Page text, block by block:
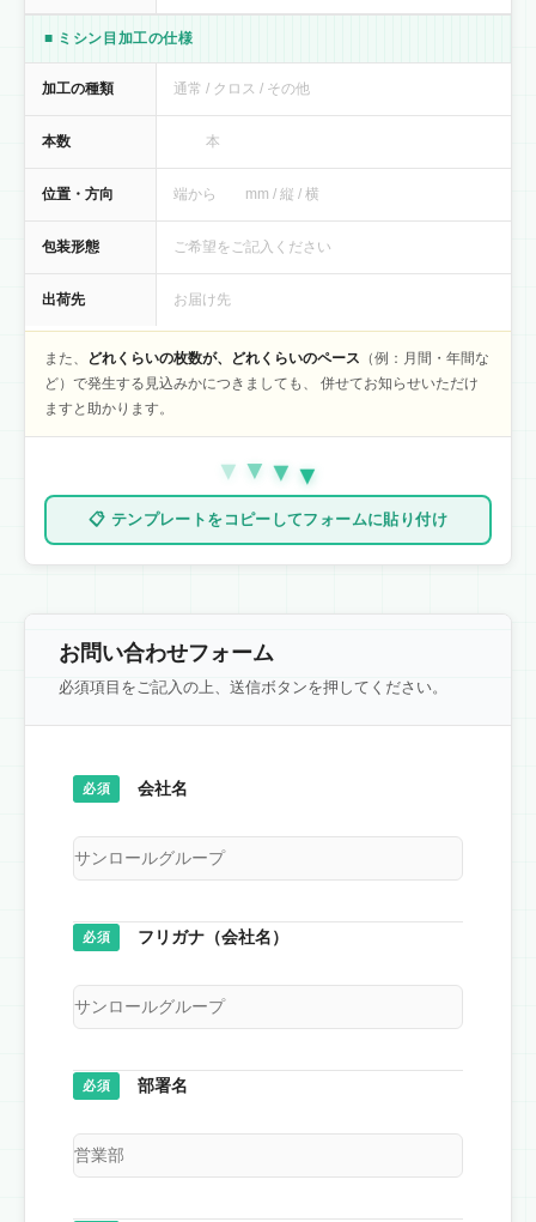
■ ミシン目加工の仕様
加工の種類 通常 / クロス / その他
本数 本
位置・方向 端から mm / 縦 / 横
包装形態 ご希望をご記入ください
出荷先 お届け先
また、 どれくらいの枚数が、どれくらいのペース （例：月間・年間な
ど）で発生する見込みかにつきましても、 併せてお知らせいただけ
ますと助かります。
▼ ▼ ▼ ▼
📋 テンプレートをコピーしてフォームに貼り付け
お問い合わせフォーム
必須項目をご記入の上、送信ボタンを押してください。
必須 会社名
必須 フリガナ（会社名）
必須 部署名